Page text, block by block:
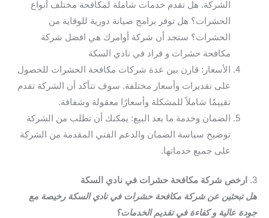
الشركة. هل تقدم خدمات شاملة لمكافحة مختلف أنواع
الحشرات؟ هل توفر برامج صيانة دورية للوقاية من
الحشرات؟ ستجد أن شركة أوامرك هي افضل شركة
مكافحة حشرات و قراد في نادي السكة
الأسعار: قارن بين عدة شركات مكافحة الحشرات للحصول
على تقديرات وأسعار مختلفة. سوف تتأكد أن الشركة تقدم
تقييمًا شاملاً للمشكلة وأسعارًا معقولة وشفافة.
الضمان وخدمة ما بعد البيع: يمكنك أن تطلب من الشركة
توضيح سياسة الضمان والدعم الفني المقدمة من الشركة
على جميع خدماتها.
3.
ارخص شركة مكافحة حشرات في نادي السكة
هل تبحثين عن شركة مكافحة حشرات في نادي السكة رخيصة مع
جودة عالية و كفاءة في تقديم الخدمات؟